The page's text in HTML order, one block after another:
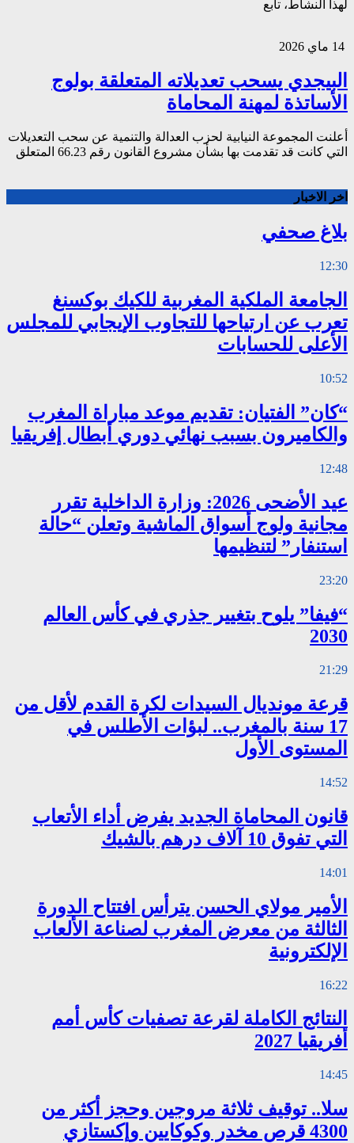
لهذا النشاط، تابع
البيجدي يسحب تعديلاته المتعلقة بولوج
الأساتذة لمهنة المحاماة
أعلنت المجموعة النيابية لحزب العدالة والتنمية عن سحب التعديلات
التي كانت قد تقدمت بها بشأن مشروع القانون رقم 66.23 المتعلق
اخر الاخبار
بلاغ صحفي
12:30
الجامعة الملكية المغربية للكيك بوكسنغ
تعرب عن ارتياحها للتجاوب الإيجابي للمجلس
الأعلى للحسابات
10:52
“كان” الفتيان: تقديم موعد مباراة المغرب
والكاميرون بسبب نهائي دوري أبطال إفريقيا
12:48
عيد الأضحى 2026: وزارة الداخلية تقرر
مجانية ولوج أسواق الماشية وتعلن “حالة
استنفار” لتنظيمها
23:20
“فيفا” يلوح بتغيير جذري في كأس العالم
2030
21:29
قرعة مونديال السيدات لكرة القدم لأقل من
17 سنة بالمغرب.. لبؤات الأطلس في
المستوى الأول
14:52
قانون المحاماة الجديد يفرض أداء الأتعاب
التي تفوق 10 آلاف درهم بالشيك
14:01
الأمير مولاي الحسن يترأس افتتاح الدورة
الثالثة من معرض المغرب لصناعة الألعاب
الإلكترونية
16:22
النتائج الكاملة لقرعة تصفيات كأس أمم
أفريقيا 2027
14:45
سلا.. توقيف ثلاثة مروجين وحجز أكثر من
4300 قرص مخدر وكوكايين وإكستازي